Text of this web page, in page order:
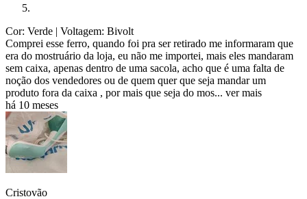
Cor: Verde | Voltagem: Bivolt
Comprei esse ferro, quando foi pra ser retirado me informaram que
era do mostruário da loja, eu não me importei, mais eles mandaram
sem caixa, apenas dentro de uma sacola, acho que é uma falta de
noção dos vendedores ou de quem quer que seja mandar um
produto fora da caixa , por mais que seja do mos... ver mais
há 10 meses
Cristovão